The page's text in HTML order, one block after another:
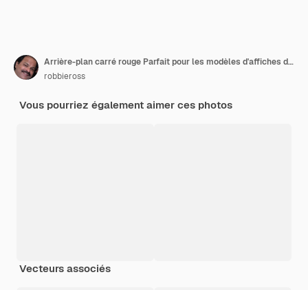
Arrière-plan carré rouge Parfait pour les modèles d'affiches de bannières d'histoires de médias sociaux et les publicités Web en ligne
robbieross
Vous pourriez également aimer ces photos
Vecteurs associés